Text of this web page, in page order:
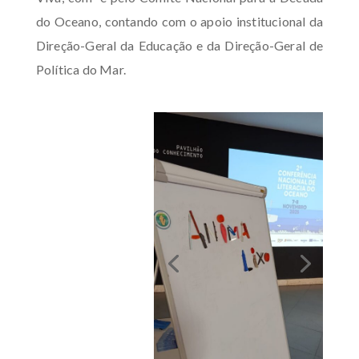
do Oceano, contando com o apoio institucional da
Direção-Geral da Educação e da Direção-Geral de
Política do Mar.